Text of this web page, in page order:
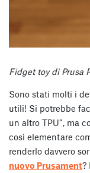
Fidget toy di Prusa
Sono stati molti i
utili! Si potrebbe
un altro TPU”, ma
così elementare
renderlo davvero
nuovo Prusament?